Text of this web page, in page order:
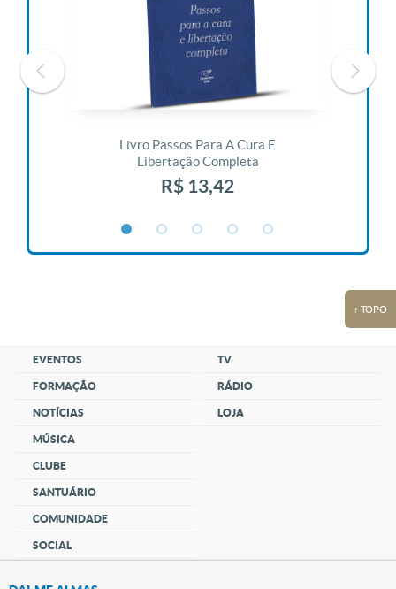
Livro Passos Para A Cura E
Libertação Completa
R$ 13,42
↑ TOPO
EVENTOS
FORMAÇÃO
NOTÍCIAS
MÚSICA
CLUBE
SANTUÁRIO
COMUNIDADE
SOCIAL
TV
RÁDIO
LOJA